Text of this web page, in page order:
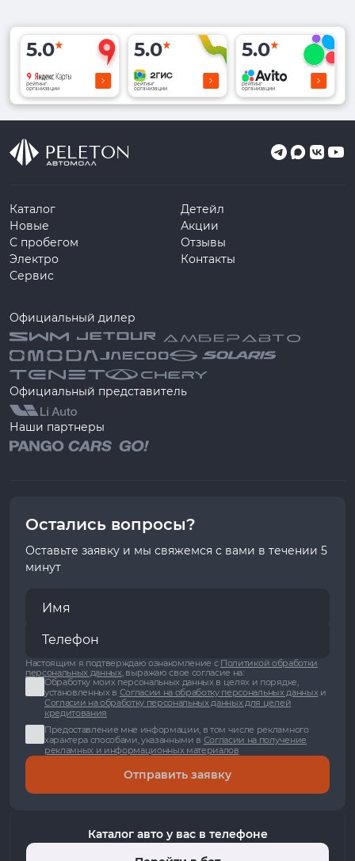
5.0
рейтинг
организации
5.0
рейтинг
организации
5.0
рейтинг
организации
Каталог
Новые
С пробегом
Электро
Сервис
Детейл
Акции
Отзывы
Контакты
Официальный дилер
Официальный представитель
Наши партнеры
Остались вопросы?
Оставьте заявку и мы свяжемся с вами в течении 5
минут
Настоящим я подтверждаю ознакомление с Политикой обработки
персональных данных, выражаю свое согласие на:
Обработку моих персональных данных в целях и порядке,
установленных в Согласии на обработку персональных данныхи
Согласии на обработку персональных данных для целей
кредитования
Предоставление мне информации, в том числе рекламного
характера способами, указанными в Согласии на получение
рекламных и информационных материалов
Отправить заявку
Каталог авто у вас в телефоне